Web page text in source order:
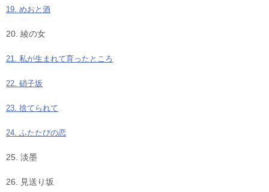
19. めおと酒
20. 綾の女
21. 私が生まれて育ったところ
22. 硝子坂
23. 捨てられて
24. ふたたびの恋
25. 淡墨
26. 見送り坂